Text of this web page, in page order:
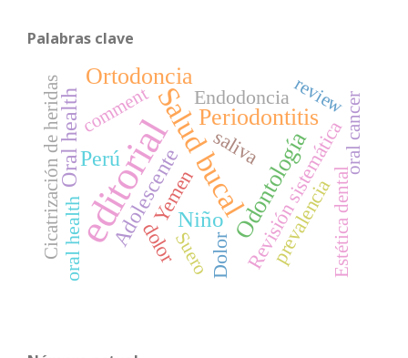
Palabras clave
editorialSalud bucal
Ortodoncia
Periodontitis
Odontología
Niño
Perú
Oral health
Adolescente Revisión sistemática
saliva
Yemen
oral health prevalencia
Dolor
Endodoncia
dolor Estética dental
comment review
Cicatrización de heridas Suero
oral cancer